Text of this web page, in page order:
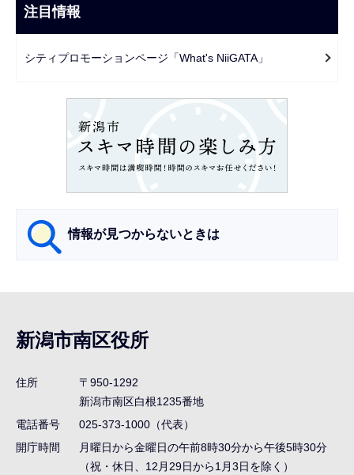
ま
で
ビ
ー
注目情報
シティプロモーションページ「What's NiiGATA」
情報が見つからないときは
ナ
ビ
ゲ
シ
ョ
新潟市南区役所
住所
〒950-1292
新潟市南区白根1235番地
電話番号
025-373-1000（代表）
開庁時間
月曜日から金曜日の午前8時30分から午後5時30分
（祝・休日、12月29日から1月3日を除く）